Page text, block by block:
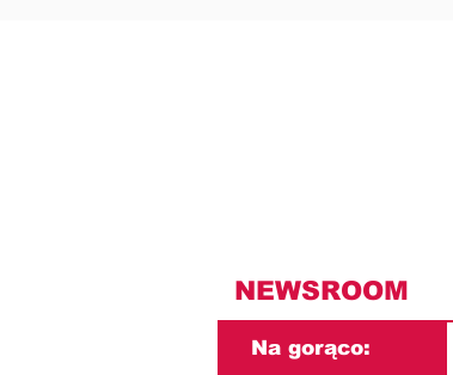
NEWSROOM
Na gorąco: